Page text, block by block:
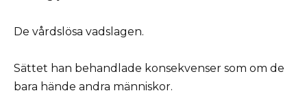
De vårdslösa vadslagen.
Sättet han behandlade konsekvenser som om de
bara hände andra människor.